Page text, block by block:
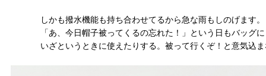
しかも撥水機能も持ち合わせてるから急な雨もしのげます。
「あ、今日帽子被ってくるの忘れた！」という日もバッグ
いざというときに使えたりする。被って行くぞ！と意気込